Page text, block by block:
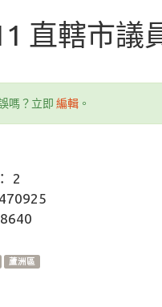
直轄市議
嗎？立即 編輯 。
2
蘆洲區